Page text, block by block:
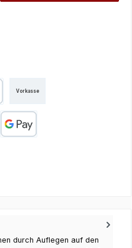
Lastschrift
Vorkasse
durch Auflegen auf den